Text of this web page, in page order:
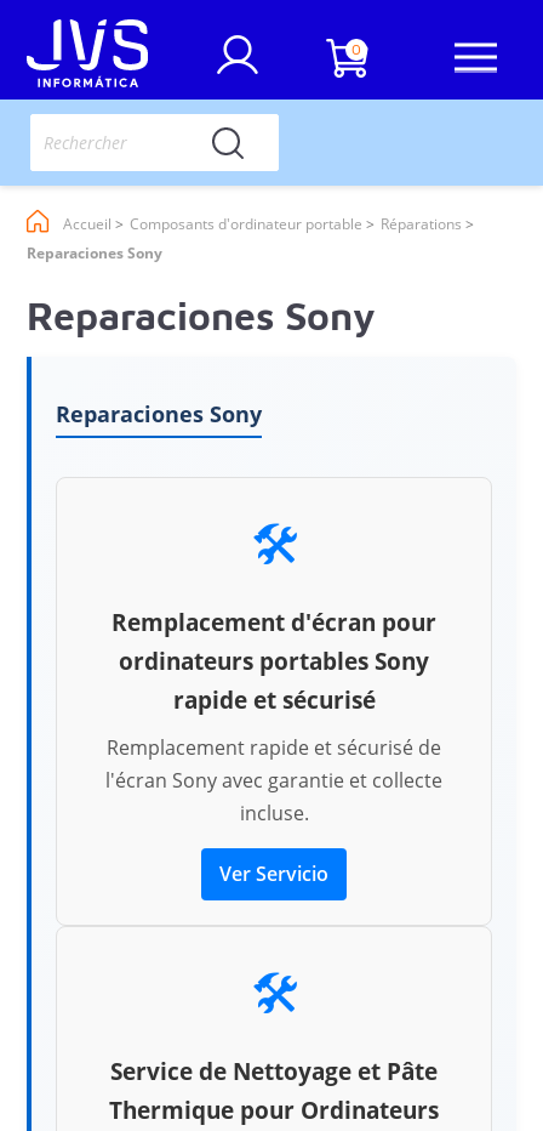
0
Accueil Composants d'ordinateur portable
Réparations
Reparaciones Sony
Reparaciones Sony
Reparaciones Sony
🛠️
Remplacement d'écran pour
ordinateurs portables Sony
rapide et sécurisé
Remplacement rapide et sécurisé de
l'écran Sony avec garantie et collecte
incluse.
Ver Servicio
🛠️
Service de Nettoyage et Pâte
Thermique pour Ordinateurs